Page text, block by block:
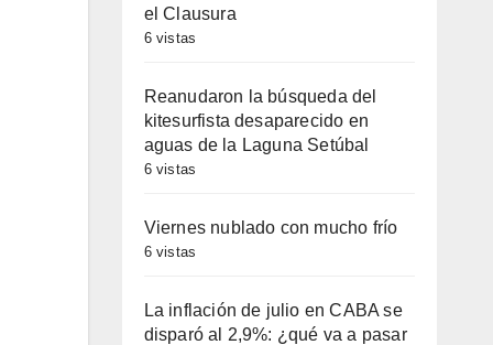
el Clausura
6 vistas
Reanudaron la búsqueda del
kitesurfista desaparecido en
aguas de la Laguna Setúbal
6 vistas
Viernes nublado con mucho frío
6 vistas
La inflación de julio en CABA se
disparó al 2,9%: ¿qué va a pasar